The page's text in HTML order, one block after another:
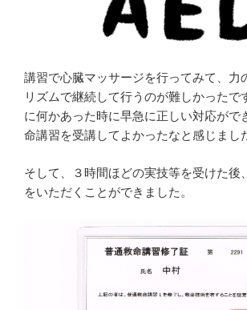
講習で心臓マッサージを行ってみて、力
リズムで継続して行うのが難しかったで
に何かあった時に早急に正しい対応がで
命講習を受講してよかったなと感じまし
そして、３時間ほどの実技等を受けた後
をいただくことができました。